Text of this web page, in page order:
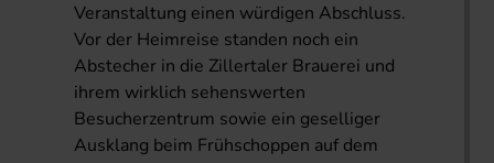
Veranstaltung einen würdigen Abschluss.
Vor der Heimreise standen noch ein
Abstecher in die Zillertaler Brauerei und
ihrem wirklich sehenswerten
Besucherzentrum sowie ein geselliger
Ausklang beim Frühschoppen auf dem